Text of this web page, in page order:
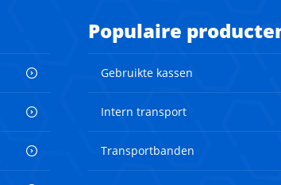
Populaire
Gebruikte kassen
Intern transport
Transportbanden